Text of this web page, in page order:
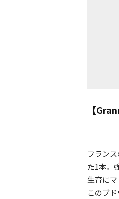
【
フラン
た1本。
生育に
このブ